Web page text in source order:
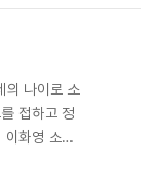
이었습..
의 나이로 소
접하고 정
화영 소장